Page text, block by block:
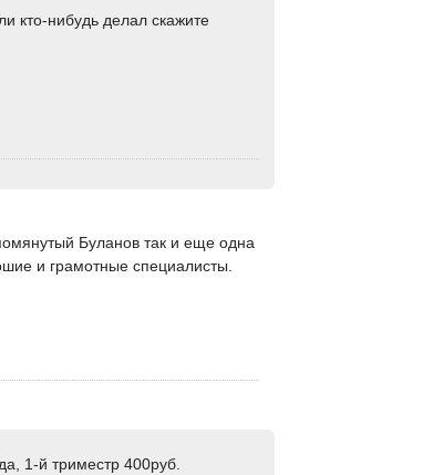
кто-нибудь делал скажите
Буланов так и еще одна
и грамотные специалисты.
1-й триместр 400руб.